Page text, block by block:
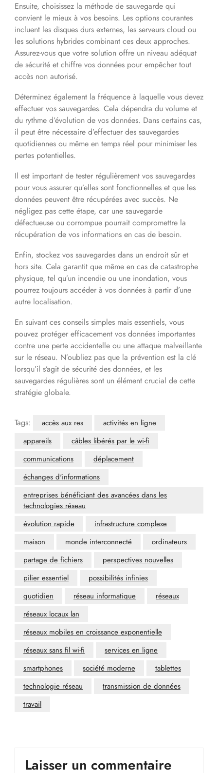
Ensuite, choisissez la méthode de sauvegarde qui
convient le mieux à vos besoins. Les options courantes
incluent les disques durs externes, les serveurs cloud ou
les solutions hybrides combinant ces deux approches.
Assurez-vous que votre solution offre un niveau adéquat
de sécurité et chiffre vos données pour empêcher tout
accès non autorisé.
Déterminez également la fréquence à laquelle vous devez
effectuer vos sauvegardes. Cela dépendra du volume et
du rythme d’évolution de vos données. Dans certains cas,
il peut être nécessaire d’effectuer des sauvegardes
quotidiennes ou même en temps réel pour minimiser les
pertes potentielles.
Il est important de tester régulièrement vos sauvegardes
pour vous assurer qu’elles sont fonctionnelles et que les
données peuvent être récupérées avec succès. Ne
négligez pas cette étape, car une sauvegarde
défectueuse ou corrompue pourrait compromettre la
récupération de vos informations en cas de besoin.
Enfin, stockez vos sauvegardes dans un endroit sûr et
hors site. Cela garantit que même en cas de catastrophe
physique, tel qu’un incendie ou une inondation, vous
pourrez toujours accéder à vos données à partir d’une
autre localisation.
En suivant ces conseils simples mais essentiels, vous
pouvez protéger efficacement vos données importantes
contre une perte accidentelle ou une attaque malveillante
sur le réseau. N’oubliez pas que la prévention est la clé
lorsqu’il s’agit de sécurité des données, et les
sauvegardes régulières sont un élément crucial de cette
stratégie globale.
Tags: accès aux res
activités en ligne
appareils
câbles libérés par le wi-fi
communications
déplacement
échanges d'informations
entreprises bénéficiant des avancées dans les
technologies réseau
évolution rapide
infrastructure complexe
maison
monde interconnecté
ordinateurs
partage de fichiers
perspectives nouvelles
pilier essentiel
possibilités infinies
quotidien
réseau informatique
réseaux
réseaux locaux lan
réseaux mobiles en croissance exponentielle
réseaux sans fil wi-fi
services en ligne
smartphones
société moderne
tablettes
technologie réseau
transmission de données
travail
Laisser un commentaire